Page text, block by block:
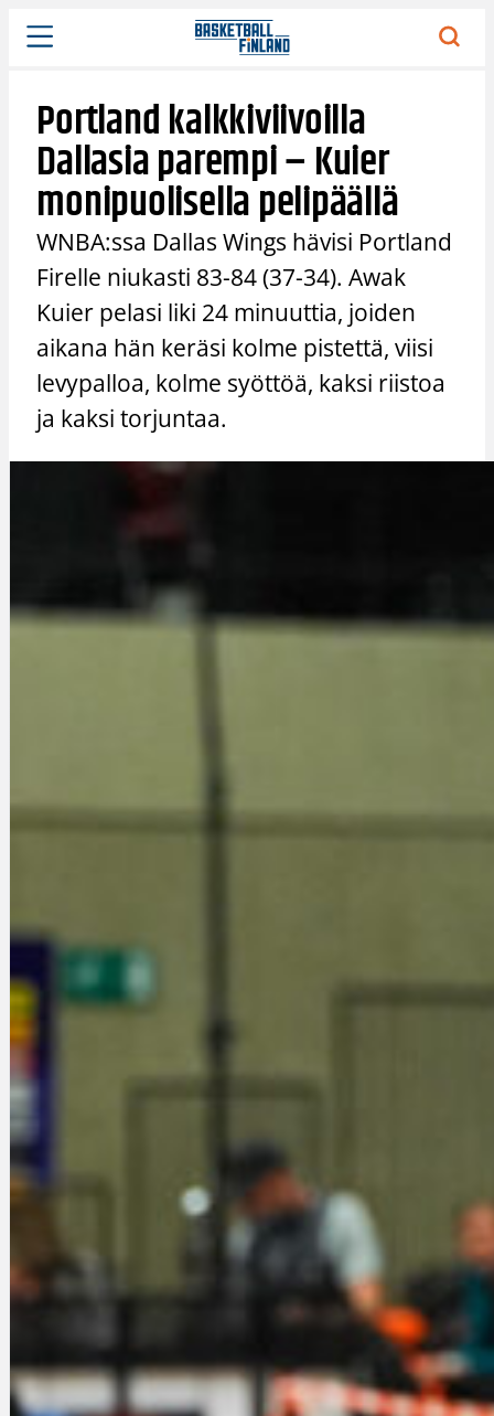
Siirry
sisältöön
Portland kalkkiviivoilla
Dallasia parempi – Kuier
monipuolisella pelipäällä
WNBA:ssa Dallas Wings hävisi Portland
Firelle niukasti 83-84 (37-34). Awak
Kuier pelasi liki 24 minuuttia, joiden
aikana hän keräsi kolme pistettä, viisi
levypalloa, kolme syöttöä, kaksi riistoa
ja kaksi torjuntaa.